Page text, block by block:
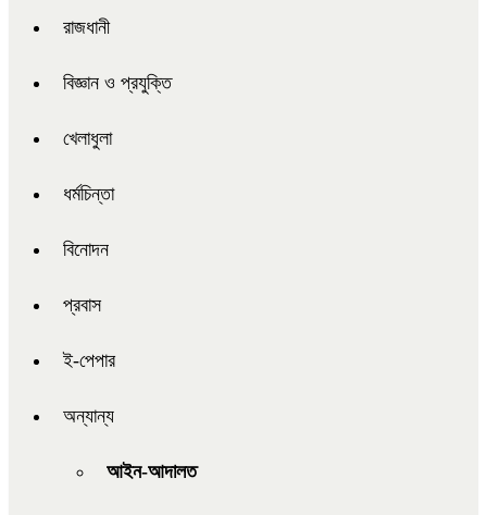
রাজধানী
বিজ্ঞান ও প্রযুক্তি
খেলাধুলা
ধর্মচিন্তা
বিনোদন
প্রবাস
ই-পেপার
অন্যান্য
আইন-আদালত